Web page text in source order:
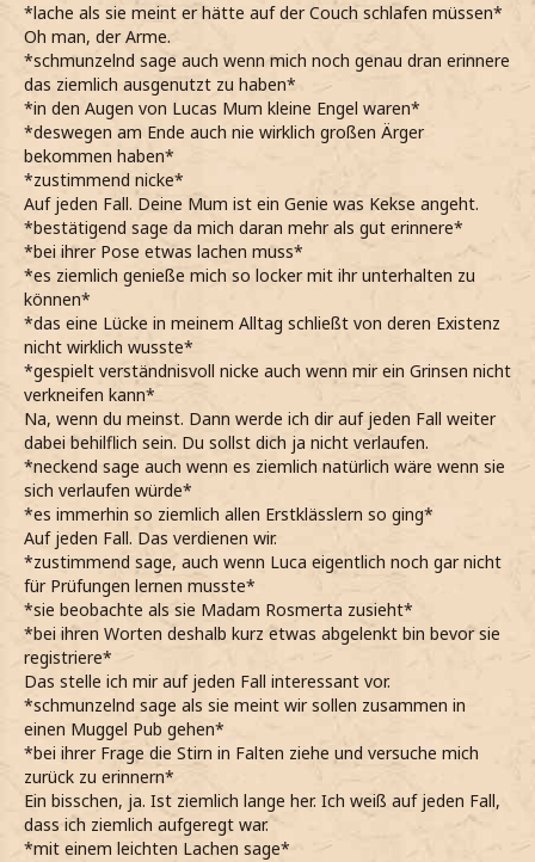
*lache als sie meint er hätte auf der Couch schlafen müssen*
Oh man, der Arme.
*schmunzelnd sage auch wenn mich noch genau dran erinnere
das ziemlich ausgenutzt zu haben*
*in den Augen von Lucas Mum kleine Engel waren*
*deswegen am Ende auch nie wirklich großen Ärger
bekommen haben*
*zustimmend nicke*
Auf jeden Fall. Deine Mum ist ein Genie was Kekse angeht.
*bestätigend sage da mich daran mehr als gut erinnere*
*bei ihrer Pose etwas lachen muss*
*es ziemlich genieße mich so locker mit ihr unterhalten zu
können*
*das eine Lücke in meinem Alltag schließt von deren Existenz
nicht wirklich wusste*
*gespielt verständnisvoll nicke auch wenn mir ein Grinsen nicht
verkneifen kann*
Na, wenn du meinst. Dann werde ich dir auf jeden Fall weiter
dabei behilflich sein. Du sollst dich ja nicht verlaufen.
*neckend sage auch wenn es ziemlich natürlich wäre wenn sie
sich verlaufen würde*
*es immerhin so ziemlich allen Erstklässlern so ging*
Auf jeden Fall. Das verdienen wir.
*zustimmend sage, auch wenn Luca eigentlich noch gar nicht
für Prüfungen lernen musste*
*sie beobachte als sie Madam Rosmerta zusieht*
*bei ihren Worten deshalb kurz etwas abgelenkt bin bevor sie
registriere*
Das stelle ich mir auf jeden Fall interessant vor.
*schmunzelnd sage als sie meint wir sollen zusammen in
einen Muggel Pub gehen*
*bei ihrer Frage die Stirn in Falten ziehe und versuche mich
zurück zu erinnern*
Ein bisschen, ja. Ist ziemlich lange her. Ich weiß auf jeden Fall,
dass ich ziemlich aufgeregt war.
*mit einem leichten Lachen sage*